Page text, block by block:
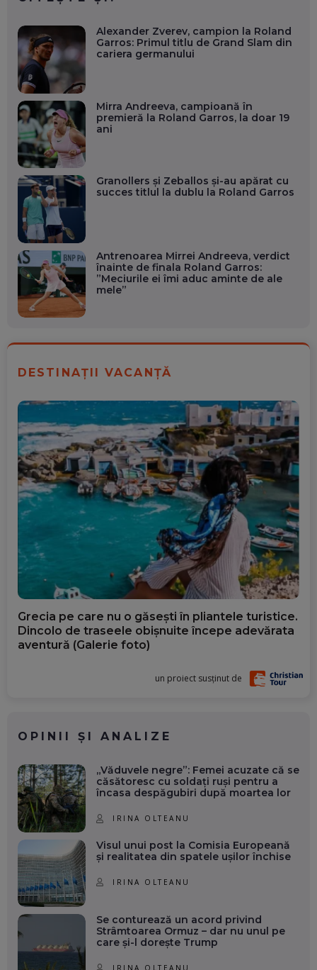
Alexander Zverev, campion la Roland
Garros: Primul titlu de Grand Slam din
cariera germanului
Mirra Andreeva, campioană în
premieră la Roland Garros, la doar 19
ani
Granollers și Zeballos și-au apărat cu
succes titlul la dublu la Roland Garros
Antrenoarea Mirrei Andreeva, verdict
înainte de finala Roland Garros:
”Meciurile ei îmi aduc aminte de ale
mele”
DESTINAȚII VACANȚĂ
Grecia pe care nu o găsești în pliantele turistice.
Dincolo de traseele obișnuite începe adevărata
aventură (Galerie foto)
un proiect susținut de
OPINII ȘI ANALIZE
„Văduvele negre”: Femei acuzate că se
căsătoresc cu soldați ruși pentru a
încasa despăgubiri după moartea lor
IRINA OLTEANU
Visul unui post la Comisia Europeană
și realitatea din spatele ușilor închise
IRINA OLTEANU
Se conturează un acord privind
Strâmtoarea Ormuz – dar nu unul pe
care și-l dorește Trump
IRINA OLTEANU